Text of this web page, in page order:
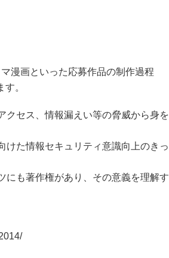
漫画といった応募作品の制作過程
。
クセス、情報漏えい等の脅威から身を
けた情報セキュリティ意識向上のきっ
にも著作権があり、その意義を理解す